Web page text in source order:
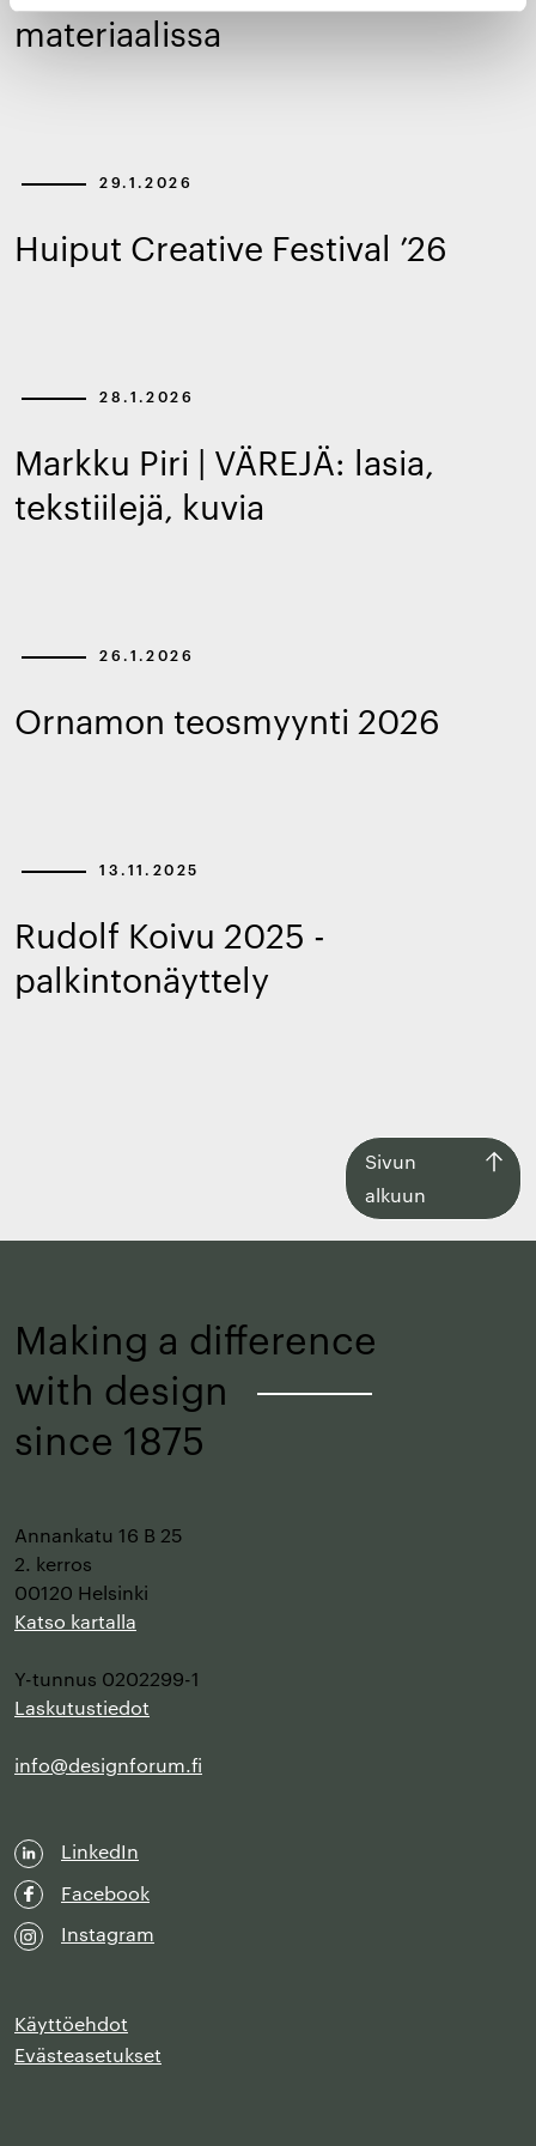
materiaalissa
29.1.2026
Huiput Creative Festival ’26
28.1.2026
Markku Piri | VÄREJÄ: lasia,
tekstiilejä, kuvia
26.1.2026
Ornamon teosmyynti 2026
13.11.2025
Rudolf Koivu 2025 -
palkintonäyttely
Sivun
alkuun
sivun
Making a difference
with design
since 1875
Annankatu 16 B 25
2. kerros
00120 Helsinki
Katso kartalla
Y-tunnus 0202299-1
Laskutustiedot
info@designforum.fi
LinkedIn
Facebook
Instagram
Käyttöehdot
Evästeasetukset